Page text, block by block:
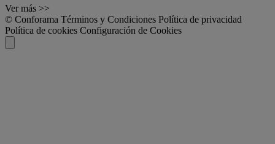
Ver más >>
© Conforama Términos y Condiciones Política de privacidad
Política de cookies Configuración de Cookies